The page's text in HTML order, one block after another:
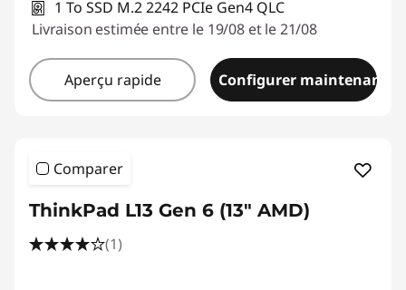
1 To SSD M.2 2242 PCIe Gen4 QLC
Livraison estimée entre le 19/08 et le 21/08
Aperçu rapide Configurer maintenant
Comparer
ThinkPad L13 Gen 6 (13" AMD)
(1)